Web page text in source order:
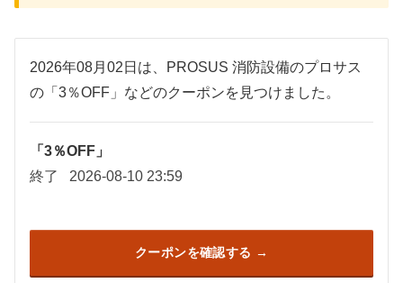
2026年08月02日は、PROSUS 消防設備のプロサス
の「3％OFF」などのクーポンを見つけました。
「3％OFF」
終了
2026-08-10 23:59
クーポンを確認する